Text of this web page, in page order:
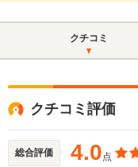
クチコミ
クチコミ評価
総合評価 4.0点